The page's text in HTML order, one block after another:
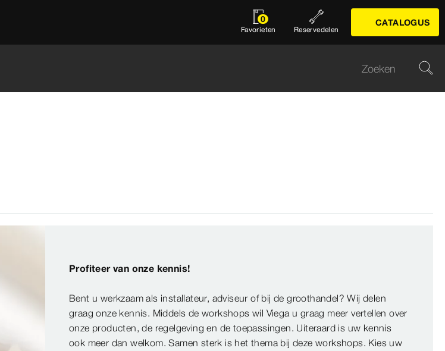
0
Favorieten Reservedelen
CATALOGUS
Profiteer van onze kennis!
Bent u werkzaam als installateur, adviseur of bij de groothandel? Wij delen
graag onze kennis. Middels de workshops wil Viega u graag meer vertellen over
onze producten, de regelgeving en de toepassingen. Uiteraard is uw kennis
ook meer dan welkom. Samen sterk is het thema bij deze workshops. Kies uw